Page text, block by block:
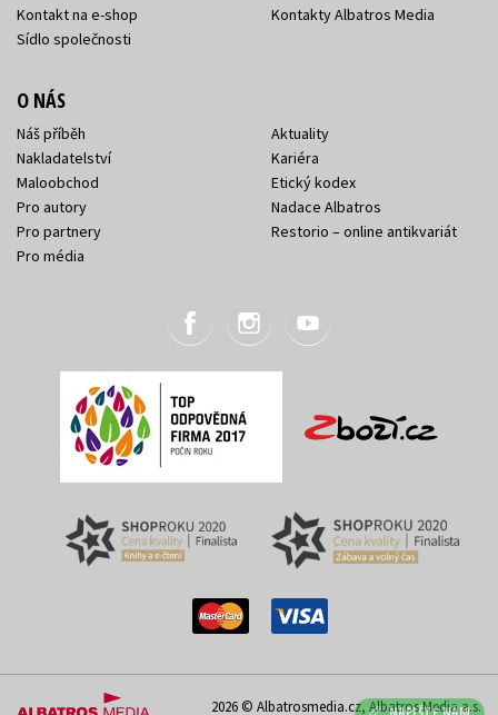
Kontakt na e-shop
Sídlo společnosti
Kontakty Albatros Media
O NÁS
Náš příběh
Nakladatelství
Maloobchod
Pro autory
Pro partnery
Pro média
Aktuality
Kariéra
Etický kodex
Nadace Albatros
Restorio – online antikvariát
2026 © Albatrosmedia.cz, Albatros Media a.s.